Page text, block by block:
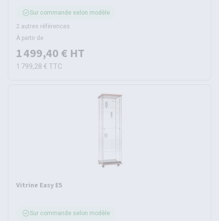
Sur commande selon modèle
2 autres références
À partir de
1 499,40 € HT
1 799,28 € TTC
Vitrine Easy E5
Sur commande selon modèle